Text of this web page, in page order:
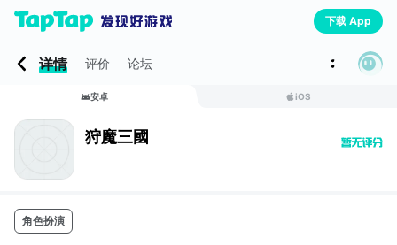
下载 App
详情 评价 论坛
安卓 iOS
狩魔三國
角色扮演